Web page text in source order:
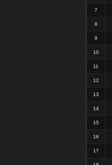
7
8
9
10
11
12
13
14
15
16
17